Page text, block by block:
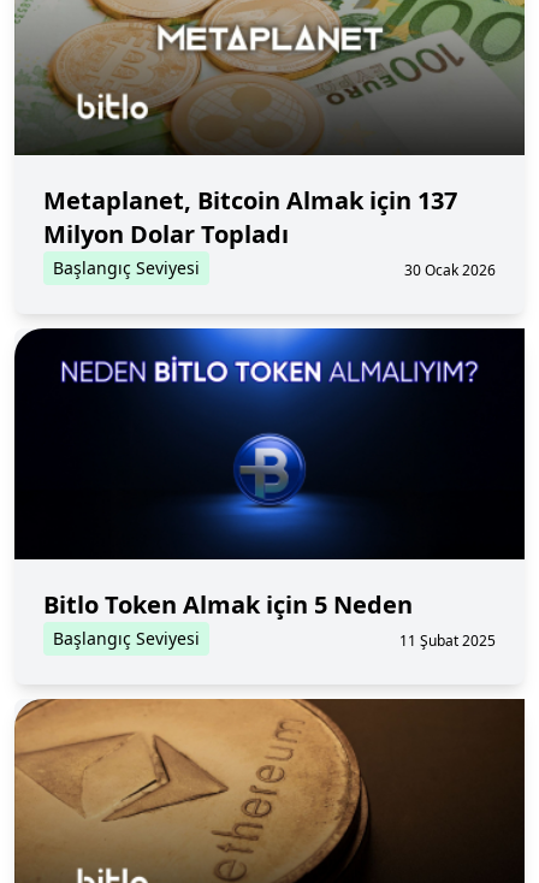
Metaplanet, Bitcoin Almak için 137
Milyon Dolar Topladı
Başlangıç Seviyesi 30 Ocak 2026
Bitlo Token Almak için 5 Neden
Başlangıç Seviyesi 11 Şubat 2025